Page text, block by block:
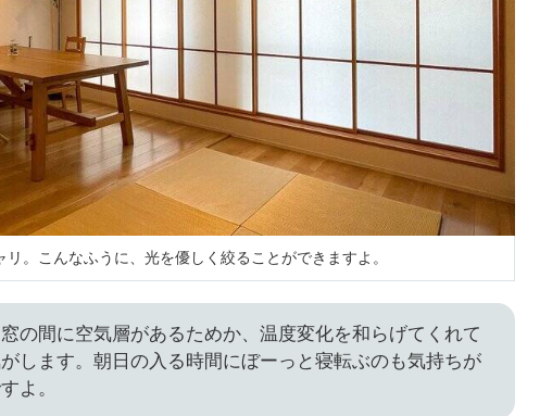
。こんなふうに、光を優しく絞ることができますよ。
の間に空気層があるためか、温度変化を和らげてくれて
します。朝日の入る時間にぼーっと寝転ぶのも気持ちが
よ。